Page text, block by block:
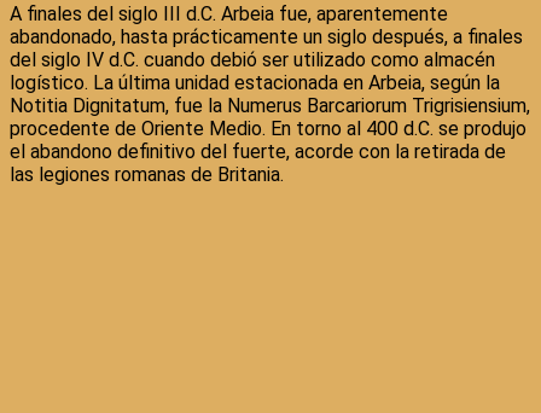
A finales del siglo III d.C. Arbeia fue, aparentemente
abandonado, hasta prácticamente un siglo después, a finales
del siglo IV d.C. cuando debió ser utilizado como almacén
logístico. La última unidad estacionada en Arbeia, según la
Notitia Dignitatum, fue la Numerus Barcariorum Trigrisiensium,
procedente de Oriente Medio. En torno al 400 d.C. se produjo
el abandono definitivo del fuerte, acorde con la retirada de
las legiones romanas de Britania.